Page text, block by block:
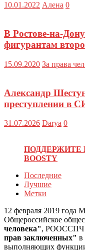
10.01.2022 Алена 0
В Ростове-на-
фигурантам
15.09.2020 За права
Александр
преступлении в
31.07.2026 Darya 0
ПОДДЕРЖИТЕ
BOOSTY
Последние
Лучшие
Метки
12 февраля 2019 года
Общероссийское
человека", РООССПЧ
прав заключенных" в
выполняющих функции